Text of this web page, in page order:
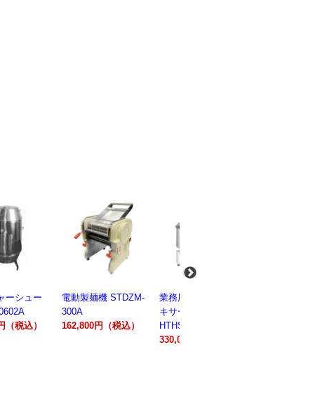
動製麺機 STDZM-
円（税込）
業務用スパイラルミ
HTHS10INK
330,000円（税込）